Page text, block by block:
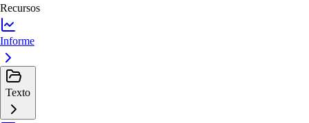
Recursos
Informe
Texto